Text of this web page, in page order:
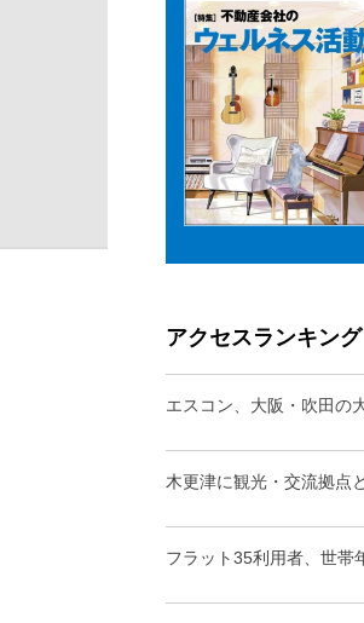
アクセスランキン
エスコン、大阪・吹田の
木更津に観光・交流拠点
フラット35利用者、世帯